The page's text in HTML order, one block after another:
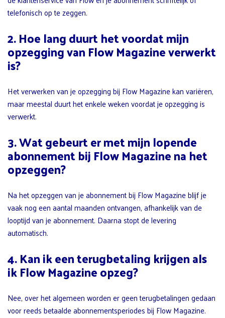
telefonisch op te zeggen.
2. Hoe lang duurt het voordat mijn
opzegging van Flow Magazine verwerkt
is?
Het verwerken van je opzegging bij Flow Magazine kan variëren,
maar meestal duurt het enkele weken voordat je opzegging is
verwerkt.
3. Wat gebeurt er met mijn lopende
abonnement bij Flow Magazine na het
opzeggen?
Na het opzeggen van je abonnement bij Flow Magazine blijf je
vaak nog een aantal maanden ontvangen, afhankelijk van de
looptijd van je abonnement. Daarna stopt de levering
automatisch.
4. Kan ik een terugbetaling krijgen als
ik Flow Magazine opzeg?
Nee, over het algemeen worden er geen terugbetalingen gedaan
voor reeds betaalde abonnementsperiodes bij Flow Magazine.